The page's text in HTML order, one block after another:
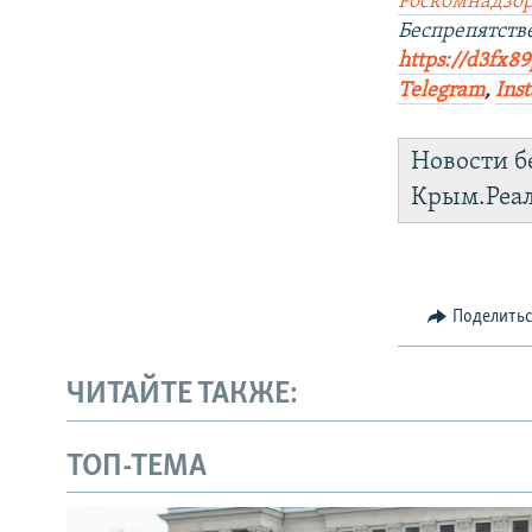
https://
Telegram,
Новости
ЧИТАЙТЕ ТАКЖЕ:
ТОП-ТЕМА